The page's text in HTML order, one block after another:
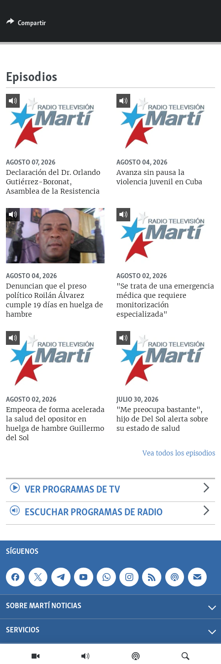
ESPECIALES
ESPECIALES
SER VIEJO EN CUBA
KENTU-CUBANO
LOS SANTOS DE HIALEAH
DESINFORMACIÓN RUSA EN AMÉRICA LATINA
LA INVASIÓN DE RUSIA A UCRANIA
MULTIMEDIA
SÍGUENOS
Compartir
Episodios
AGOSTO 07, 2026
Declaración del Dr. Orlando
Gutiérrez-Boronat,
Asamblea de la Resistencia
AGOSTO 04, 2026
Avanza sin pausa la
violencia juvenil en Cuba
AGOSTO 04, 2026
Denuncian que el preso
político Roilán Álvarez
cumple 19 días en huelga de
hambre
AGOSTO 02, 2026
"Se trata de una emergencia
médica que requiere
monitorización
especializada"
AGOSTO 02, 2026
Empeora de forma acelerada
la salud del opositor en
huelga de hambre Guillermo
del Sol
JULIO 30, 2026
"Me preocupa bastante",
hijo de Del Sol alerta sobre
su estado de salud
Vea todos los episodios
VER PROGRAMAS DE TV
ESCUCHAR PROGRAMAS DE RADIO
SÍGUENOS
SOBRE MARTÍ NOTICIAS
SERVICIOS
Martí Noticias| 2026 | OCB | Todos los derechos reservados.